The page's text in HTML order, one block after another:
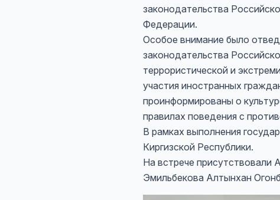
законодательства
Федерации.
Особое внимание было
законодательства
террористической и
участия иностранных
проинформированы о
правилах поведения с
В рамках выполнения
Киргизской Республики.
На встрече
Эмильбекова Алтынхан